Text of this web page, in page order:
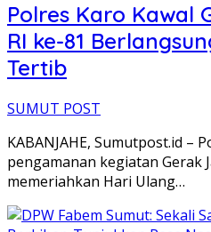
Polres Karo Kawal
RI ke-81
Tertib
SUMUT POST
KABANJAHE, Sumutpost.id –
pengamanan kegiatan Gerak
memeriahkan Hari Ulang…